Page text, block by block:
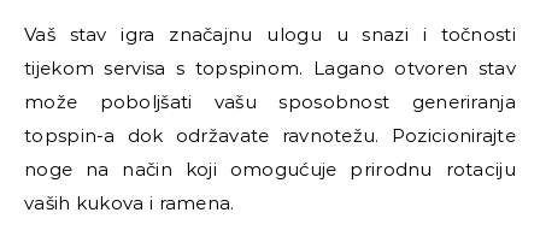
Vaš stav igra značajnu ulogu u snazi i točnosti
tijekom servisa s topspinom. Lagano otvoren stav
može poboljšati vašu sposobnost generiranja
topspin-a dok održavate ravnotežu. Pozicionirajte
noge na način koji omogućuje prirodnu rotaciju
vaših kukova i ramena.